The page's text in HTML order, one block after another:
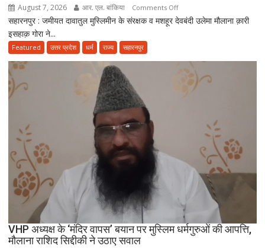
August 7, 2026 आर. एल. बांकिया Comments Offon
”इस्लाम
के
हिसाब
मुताबिक़
उलेमा
सहारनपुर : जमीयत दावातुल मुस्लिमीन के संरक्षक व मशहूर देवबंदी उलेमा मौलाना क़ारी
इसहाक़ गोरा ने...
Featured उत्तर प्रदेश धर्म राज्य सहारनपुर
VHP अध्यक्ष के ‘मंदिर वापस’ बयान पर मुस्लिम धर्मगुरुओं की आपत्ति,
मौलाना राशिद सिद्दीकी ने उठाए सवाल